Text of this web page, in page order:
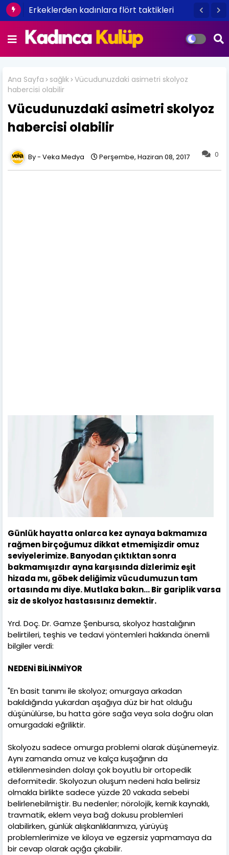
Erkeklerden kadınlara flört taktikleri
Ana Sayfa sağlık Vücudunuzdaki asimetri skolyoz
habercisi olabilir
Vücudunuzdaki asimetri skolyoz
habercisi olabilir
0
Veka Medya Perşembe, Haziran 08, 2017
Günlük hayatta onlarca kez aynaya bakmamıza
rağmen birçoğumuz dikkat etmemişizdir omuz
seviyelerimize. Banyodan çıktıktan sonra
bakmamışızdır ayna karşısında dizlerimiz eşit
hizada mı, göbek deliğimiz vücudumuzun tam
ortasında mı diye. Mutlaka bakın... Bir gariplik varsa
siz de skolyoz hastasısınız demektir.
Yrd. Doç. Dr. Gamze Şenbursa, skolyoz hastalığının
belirtileri, teşhis ve tedavi yöntemleri hakkında önemli
bilgiler verdi:
NEDENİ BİLİNMİYOR
"En basit tanımı ile skolyoz; omurgaya arkadan
bakıldığında yukardan aşağıya düz bir hat olduğu
düşünülürse, bu hatta göre sağa veya sola doğru olan
omurgadaki eğriliktir.
Skolyozu sadece omurga problemi olarak düşünemeyiz.
Aynı zamanda omuz ve kalça kuşağının da
etkilenmesinden dolayı çok boyutlu bir ortopedik
deformitedir. Skolyozun oluşum nedeni hala belirsiz
olmakla birlikte sadece yüzde 20 vakada sebebi
belirlenebilmiştir. Bu nedenler; nörolojik, kemik kaynaklı,
travmatik, eklem veya bağ dokusu problemleri
olabilirken, günlük alışkanlıklarımıza, yürüyüş
problemlerimize ve kiloya ve egzersiz yapmamaya da
bir cevap olarak açığa çıkabilir.